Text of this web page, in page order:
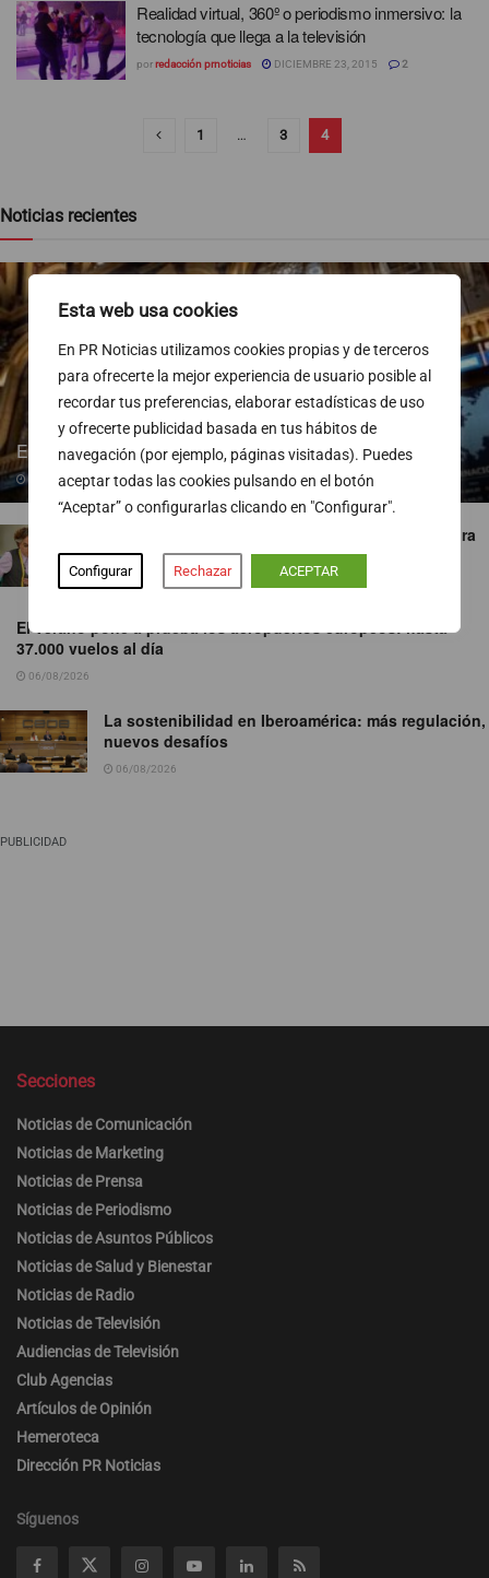
Esta web usa cookies
En PR Noticias utilizamos cookies propias y de terceros
para ofrecerte la mejor experiencia de usuario posible al
recordar tus preferencias, elaborar estadísticas de uso
y ofrecerte publicidad basada en tus hábitos de
navegación (por ejemplo, páginas visitadas). Puedes
aceptar todas las cookies pulsando en el botón
“Aceptar” o configurarlas clicando en "Configurar".
Configurar Rechazar ACEPTAR
Realidad virtual, 360º o periodismo inmersivo: la
tecnología que llega a la televisión
porredacción prnoticias DICIEMBRE 23, 2015 2
1 … 3 4
Noticias recientes
El Ibex 35 arranca la sesión con subidas del 0,5%
06/08/2026
‘¡Salta!’ le gana el pulso a ‘Maestros de la costura
celebrity’
El verano pone a prueba los aeropuertos europeos: hasta
37.000 vuelos al día
06/08/2026
La sostenibilidad en Iberoamérica: más regulación,
nuevos desafíos
06/08/2026
PUBLICIDAD
Secciones
Noticias de Comunicación
Noticias de Marketing
Noticias de Prensa
Noticias de Periodismo
Noticias de Asuntos Públicos
Noticias de Salud y Bienestar
Noticias de Radio
Noticias de Televisión
Audiencias de Televisión
Club Agencias
Artículos de Opinión
Hemeroteca
Dirección PR Noticias
Síguenos